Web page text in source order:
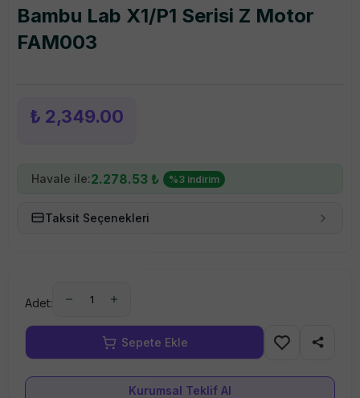
Bambu Lab X1/P1 Serisi Z Motor
FAM003
₺ 2,349.00
Havale ile:2.278.53 ₺ %3 indirim
Taksit Seçenekleri
Adet: 1
Kurumsal Teklif Al